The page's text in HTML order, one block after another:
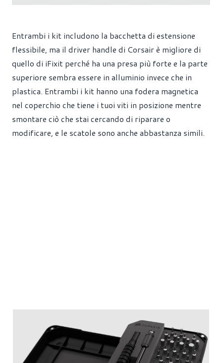
Entrambi i kit includono la bacchetta di estensione
flessibile, ma il driver handle di Corsair è migliore di
quello di iFixit perché ha una presa più forte e la parte
superiore sembra essere in alluminio invece che in
plastica. Entrambi i kit hanno una fodera magnetica
nel coperchio che tiene i tuoi viti in posizione mentre
smontare ciò che stai cercando di riparare o
modificare, e le scatole sono anche abbastanza simili.